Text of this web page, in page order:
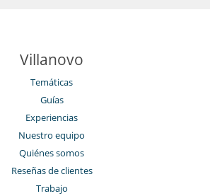
Villanovo
Temáticas
Guías
Experiencias
Nuestro equipo
Quiénes somos
Reseñas de clientes
Trabajo